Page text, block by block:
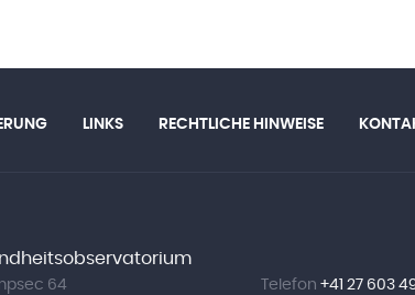
LINKS RECHTLICHE HINWEISE
64 Telefon +41 27 603